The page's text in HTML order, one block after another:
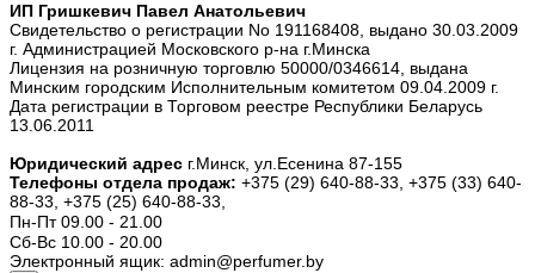
ИП Гришкевич Павел Анатольевич
Свидетельство о регистрации No 191168408, выдано 30.03.2009
г. Администрацией Московского р-на г.Минска
Лицензия на розничную торговлю 50000/0346614, выдана
Минским городским Исполнительным комитетом 09.04.2009 г.
Дата регистрации в Торговом реестре Республики Беларусь
13.06.2011
Юридический адрес г.Минск, ул.Есенина 87-155
Телефоны отдела продаж: +375 (29) 640-88-33, +375 (33) 640-
88-33, +375 (25) 640-88-33,
Пн-Пт 09.00 - 21.00
Сб-Вс 10.00 - 20.00
Электронный ящик: admin@perfumer.by